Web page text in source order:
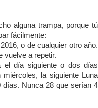
alguna trampa, porque tú
fácilmente:
o de cualquier otro año.
vuelve a repetir.
el día siguiente o dos días
la siguiente Luna
días. Nunca 28 que serían 4